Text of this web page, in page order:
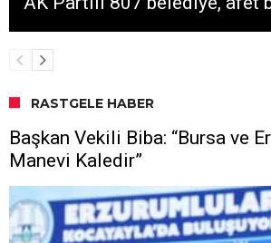
RASTGELE HABER
Başkan Vekili Biba: “Bursa ve
Manevi Kaledir”